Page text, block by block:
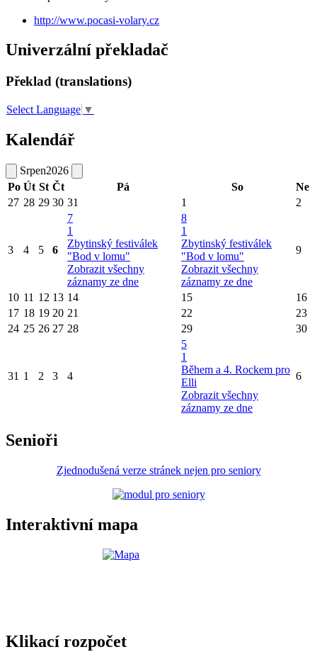
http://www.pocasi-volary.cz
Univerzální překladač
Překlad (translations)
Select Language ▼
Kalendář
Srpen2026
Po Út St Čt Pá So
Ne
27 28 29 30 31 1 2
3 4 5 6
7
1
Zbytinský festiválek
"Bod v lomu"
Zobrazit všechny
záznamy ze dne
8
1
Zbytinský festiválek
"Bod v lomu"
Zobrazit všechny
záznamy ze dne
9
10 11 12 13 14 15
16
17 18 19 20 21 22
23
24 25 26 27 28 29 30
31 1 2 3 4
5
1
Během a 4. Rockem pro
Elli
Zobrazit všechny
záznamy ze dne
6
Senioři
Zjednodušená verze stránek nejen pro seniory
Interaktivní mapa
Klikací rozpočet